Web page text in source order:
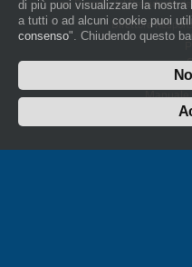
Direttore
Manuale
Policy
di più puoi visualizzare la nostra
a tutti o ad alcuni cookie puoi
consenso". Chiudendo questo